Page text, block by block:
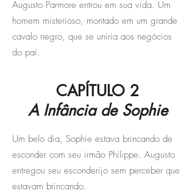
Augusto Parmore entrou em sua vida. Um
homem misterioso, montado em um grande
cavalo negro, que se uniria aos negócios
do pai.
CAPÍTULO 2
A Infância de Sophie
Um belo dia, Sophie estava brincando de
esconder com seu irmão Philippe. Augusto
entregou seu esconderijo sem perceber que
estavam brincando.